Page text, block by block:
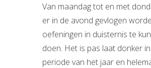
Van maandag tot en met
er in de avond gevlogen
oefeningen in duisternis te
doen. Het is pas laat donker
periode van het jaar en